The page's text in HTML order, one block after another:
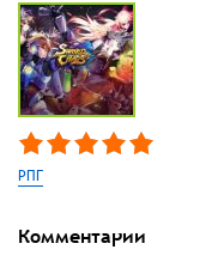
РПГ
Комментарии